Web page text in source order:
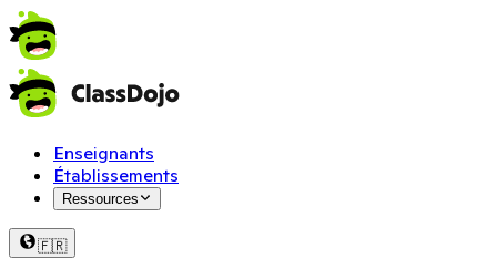
Enseignants
Établissements
Ressources
🇫🇷